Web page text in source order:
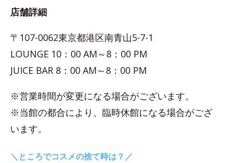
店舗詳細
〒107-0062東京都港区南青山5-7-1
LOUNGE 10：00 AM～8：00 PM
JUICE BAR 8：00 AM～8：00 PM
※営業時間が変更になる場合がございます。
※当館の都合により、臨時休館になる場合がござ
います。
＼ところでコスメの捨て時は？／